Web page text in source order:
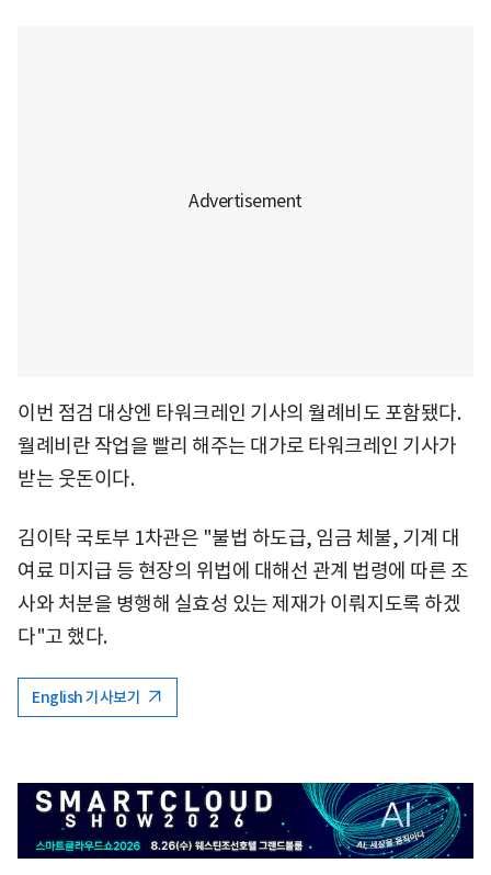
이번 점검 대상엔 타워크레인 기사의 월례비도 포함됐다.
월례비란 작업을 빨리 해주는 대가로 타워크레인 기사가
받는 웃돈이다.
김이탁 국토부 1차관은 "불법 하도급, 임금 체불, 기계 대
여료 미지급 등 현장의 위법에 대해선 관계 법령에 따른 조
사와 처분을 병행해 실효성 있는 제재가 이뤄지도록 하겠
다"고 했다.
English 기사보기